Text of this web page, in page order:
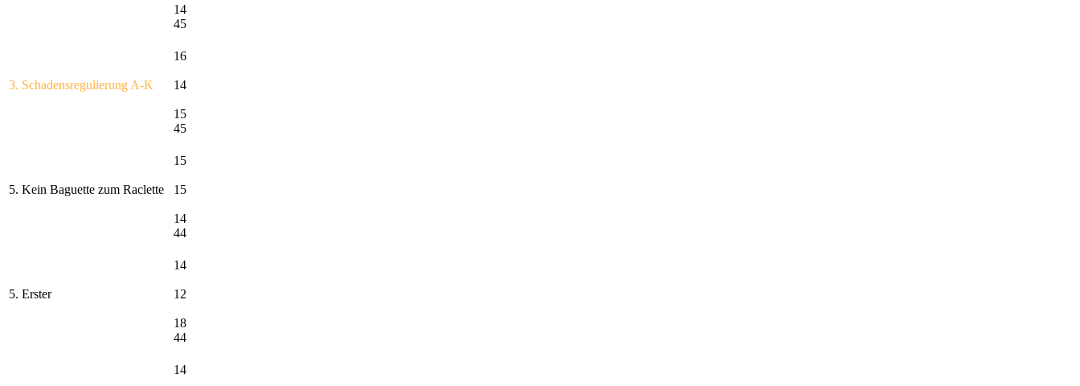
14
45
3. Schadensregulierung A-K
16
14
15
45
5. Kein Baguette zum Raclette
15
15
14
44
5. Erster
14
12
18
44
14